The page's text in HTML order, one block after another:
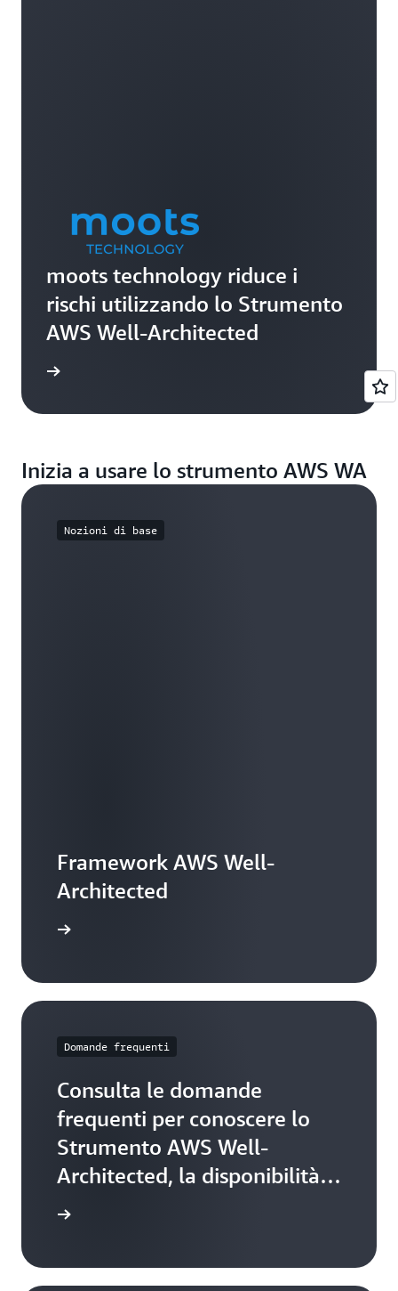
moots technology riduce i
rischi utilizzando lo Strumento
AWS Well-Architected
Inizia a usare lo strumento AWS WA
Nozioni di base
Framework AWS Well-
Architected
Domande frequenti
Consulta le domande
frequenti per conoscere lo
Strumento AWS Well-
Architected, la disponibilità e
i prezzi